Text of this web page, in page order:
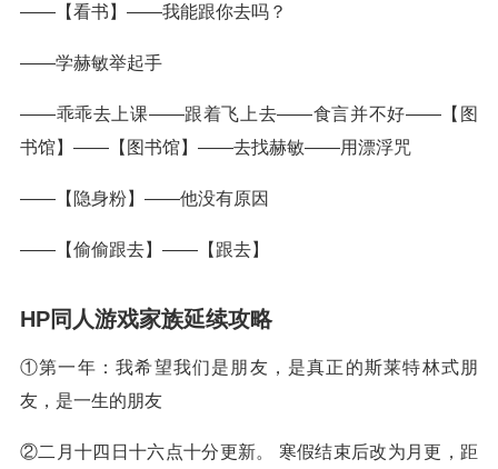
——【看书】——我能跟你去吗？
——学赫敏举起手
——乖乖去上课——跟着飞上去——食言并不好——【图
书馆】——【图书馆】——去找赫敏——用漂浮咒
——【隐身粉】——他没有原因
——【偷偷跟去】——【跟去】
HP同人游戏家族延续攻略
①第一年：我希望我们是朋友，是真正的斯莱特林式朋
友，是一生的朋友
②二月十四日十六点十分更新。 寒假结束后改为月更，距